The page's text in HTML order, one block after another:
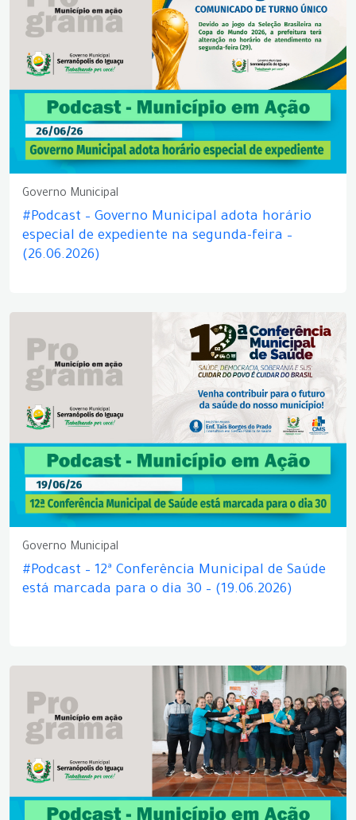
Governo Municipal
#Podcast – Governo Municipal adota horário
especial de expediente na segunda-feira –
(26.06.2026)
Governo Municipal
#Podcast – 12ª Conferência Municipal de Saúde
está marcada para o dia 30 – (19.06.2026)